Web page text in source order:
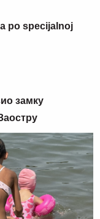
po specijalnoj
замку